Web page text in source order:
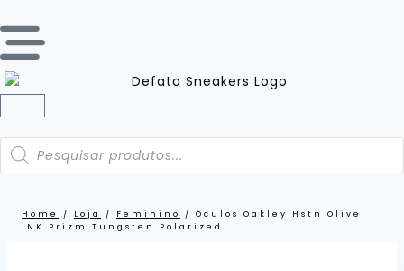
Home / Loja / Feminino /
Óculos Oakley Hstn Olive
INK Prizm Tungsten Polarized